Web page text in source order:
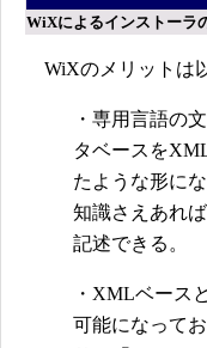
WiXによるインストーラ
WiXのメリットは
・専用言語の
タベースを
たような形に
知識さえあれ
記述できる。
・XMLベース
可能になって